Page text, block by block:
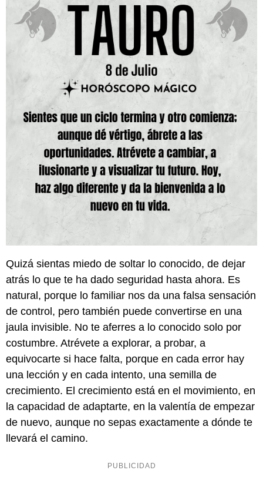
Quizá sientas miedo de soltar lo conocido, de dejar
atrás lo que te ha dado seguridad hasta ahora. Es
natural, porque lo familiar nos da una falsa sensación
de control, pero también puede convertirse en una
jaula invisible. No te aferres a lo conocido solo por
costumbre. Atrévete a explorar, a probar, a
equivocarte si hace falta, porque en cada error hay
una lección y en cada intento, una semilla de
crecimiento. El crecimiento está en el movimiento, en
la capacidad de adaptarte, en la valentía de empezar
de nuevo, aunque no sepas exactamente a dónde te
llevará el camino.